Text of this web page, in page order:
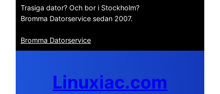
Trasiga dator? Och bor i Stockholm?
Bromma Datorservice sedan 2007.
Bromma Datorservice
Linuxiac.com